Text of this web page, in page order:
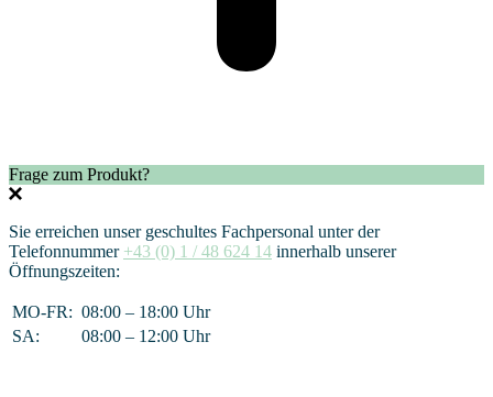
Frage zum Produkt?
Sie erreichen unser geschultes Fachpersonal unter der
Telefonnummer +43 (0) 1 / 48 624 14 innerhalb unserer
Öffnungszeiten:
MO-FR: 08:00 – 18:00 Uhr
SA:
08:00 – 12:00 Uhr